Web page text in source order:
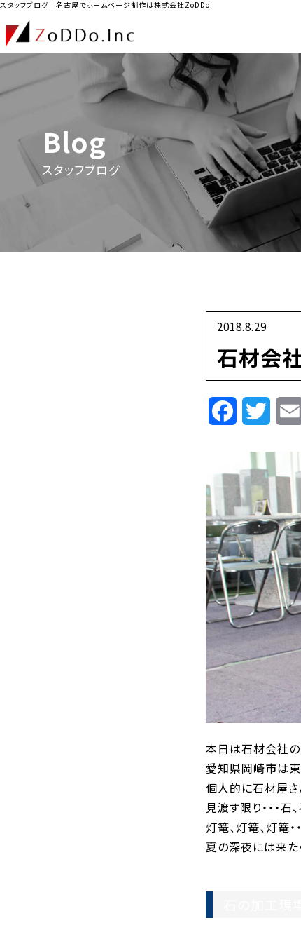
スタッフブログ｜名古屋でホームページ制作は株式会社ZoDDo
Blog
スタッフブログ
2018.8.29
石材会
Facebook
本日は石材会社の
愛知県岡崎市は東
個人的に石材屋さ
見渡す限り・・・石、
灯篭、灯篭、灯篭
夏の深夜には来た